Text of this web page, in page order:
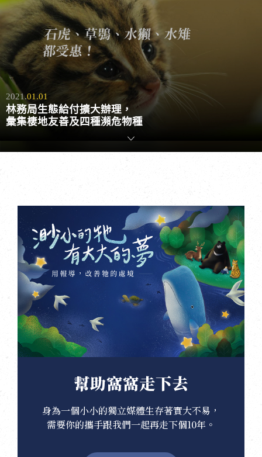
2021.01.01
林務局生態給付擴大辦理，
彙集棲地友善及四種瀕危物種
幫助窩窩走下去
身為一個小小的獨立媒體生存著實大不易，
需要你的攜手跟我們一起再走下個10年。